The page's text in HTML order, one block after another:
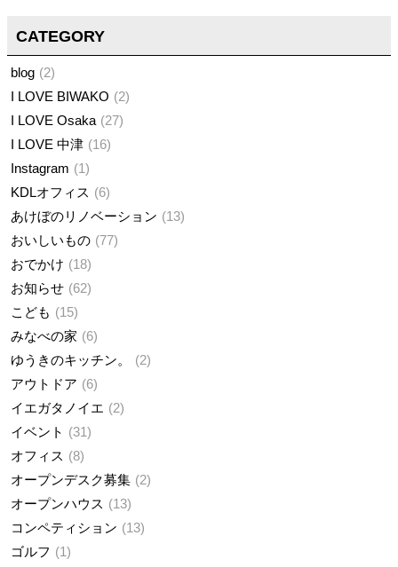
CATEGORY
blog 2
I LOVE BIWAKO
2
I LOVE Osaka 27
I LOVE 中津
16
Instagram
1
KDLオフィス
6
あけぼのリノベーション
13
おいしいもの 77
おでかけ
18
お知らせ
62
こども
15
みなべの家
6
ゆうきのキッチン。
2
アウトドア
6
イエガタノイエ
2
イベント
31
オフィス
8
オープンデスク募集 2
オープンハウス
13
コンペティション
13
ゴルフ
1